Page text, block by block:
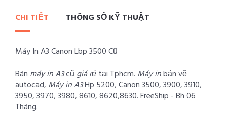
CHI TIẾT THÔNG SỐ KỸ THUẬT
Máy In A3 Canon Lbp 3500 Cũ
Bán máy in A3cũ giá rẻtại Tphcm. Máy inbản vẽ
autocad, Máy in A3Hp 5200, Canon 3500, 3900, 3910,
3950, 3970, 3980, 8610, 8620,8630. FreeShip - Bh 06
Tháng.